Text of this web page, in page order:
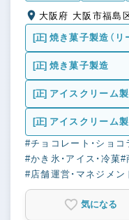
[正] 焼き菓子製造（リ
[正] 焼き菓子製造
[正] アイスクリーム
補）
[正] アイスクリーム
#チョコレート・ショコ
#かき氷・アイス・冷菓#
#店舗運営・マネジメン
気になる